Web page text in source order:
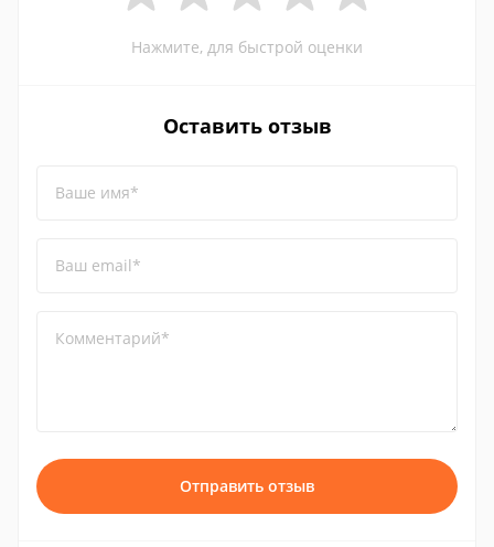
Нажмите, для быстрой оценки
Оставить отзыв
Ваше имя*
Ваш email*
Комментарий*
Отправить отзыв